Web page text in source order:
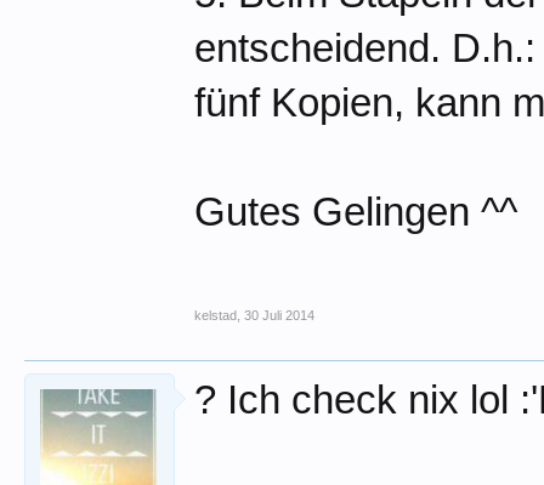
entscheidend.
fünf Kopien, kann
Gutes Gelingen ^^
kelstad 30 Juli 2014
? Ich check nix lol